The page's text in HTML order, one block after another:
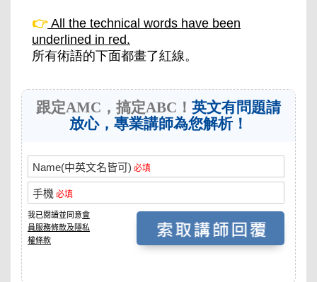
👉All the technical words have been
underlined in red.
所有術語的下面都畫了紅線。
跟定AMC，搞定ABC！ 英文有問題請
放心，專業講師為您解析！